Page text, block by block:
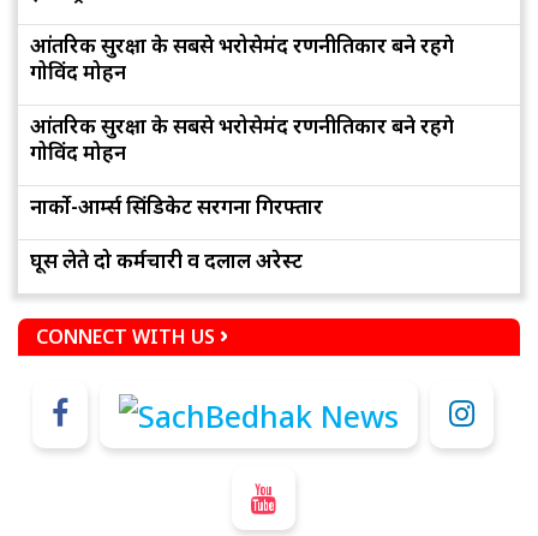
आंतरिक सुरक्षा के सबसे भरोसेमंद रणनीतिकार बने रहेंगे
गोविंद मोहन
आंतरिक सुरक्षा के सबसे भरोसेमंद रणनीतिकार बने रहेंगे
गोविंद मोहन
नार्को-आर्म्स सिंडिकेट सरगना गिरफ्तार
घूस लेते दो कर्मचारी व दलाल अरेस्ट
CONNECT WITH US